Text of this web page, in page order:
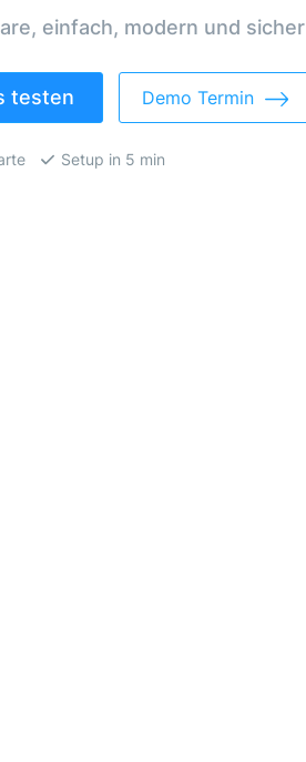
einfach, modern und sicher
testen Demo Termin
Setup in 5 min